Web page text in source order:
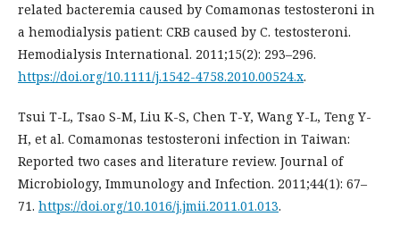
related bacteremia caused by Comamonas testosteroni in
a hemodialysis patient: CRB caused by C. testosteroni.
Hemodialysis International. 2011;15(2): 293–296.
https://doi.org/10.1111/j.1542-4758.2010.00524.x.
Tsui T-L, Tsao S-M, Liu K-S, Chen T-Y, Wang Y-L, Teng Y-
H, et al. Comamonas testosteroni infection in Taiwan:
Reported two cases and literature review. Journal of
Microbiology, Immunology and Infection. 2011;44(1): 67–
71. https://doi.org/10.1016/j.jmii.2011.01.013.